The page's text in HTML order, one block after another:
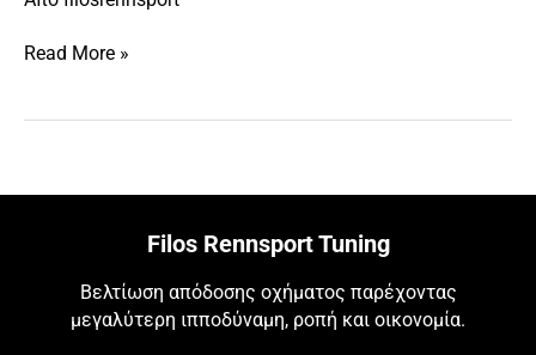
A
Class-
190HP
Read More »
Filos Rennsport Tuning
Βελτίωση απόδοσης οχήματος παρέχοντας
μεγαλύτερη ιπποδύναμη, ροπή και οικονομία.